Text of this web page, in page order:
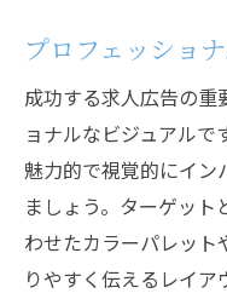
プロフェッショ
成功する求人広告の重
ョナルなビジュアルで
魅力的で視覚的にイ
ましょう。ターゲッ
わせたカラーパレッ
りやすく伝えるレイ